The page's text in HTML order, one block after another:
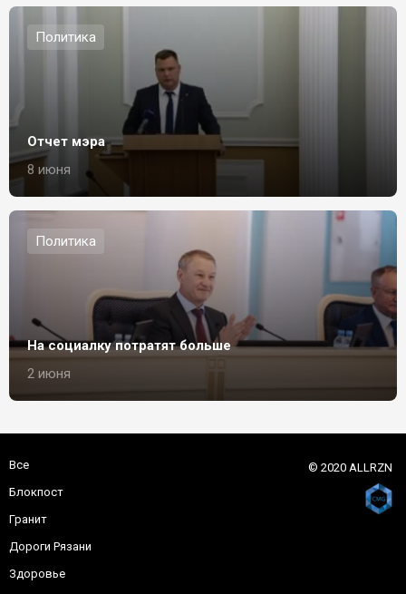
Политика
Отчет мэра
8 июня
Политика
На социалку потратят больше
2 июня
Все
Блокпост
Гранит
Дороги Рязани
Здоровье
© 2020 ALLRZN